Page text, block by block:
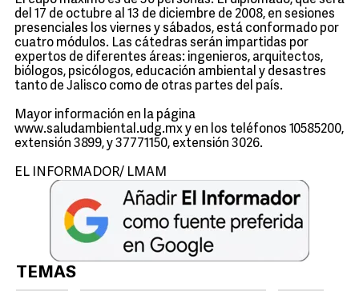
del 17 de octubre al 13 de diciembre de 2008, en sesiones
presenciales los viernes y sábados, está conformado por
cuatro módulos. Las cátedras serán impartidas por
expertos de diferentes áreas: ingenieros, arquitectos,
biólogos, psicólogos, educación ambiental y desastres
tanto de Jalisco como de otras partes del país.
Mayor información en la página
www.saludambiental.udg.mx y en los teléfonos 10585200,
extensión 3899, y 37771150, extensión 3026.
EL INFORMADOR/ LMAM
TEMAS